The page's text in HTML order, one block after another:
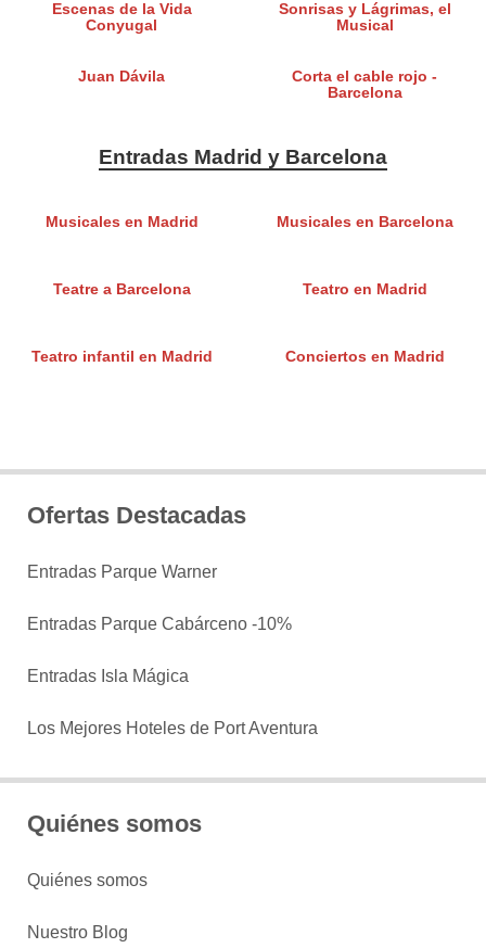
Escenas de la Vida
Conyugal
Sonrisas y Lágrimas, el
Musical
Juan Dávila
Corta el cable rojo -
Barcelona
Entradas Madrid y Barcelona
Musicales en Madrid Musicales en Barcelona
Teatre a Barcelona Teatro en Madrid
Teatro infantil en Madrid Conciertos en Madrid
Ofertas Destacadas
Entradas Parque Warner
Entradas Parque Cabárceno -10%
Entradas Isla Mágica
Los Mejores Hoteles de Port Aventura
Quiénes somos
Quiénes somos
Nuestro Blog